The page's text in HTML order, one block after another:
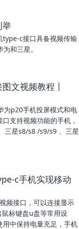
举
type-c接口具备视频传输
和三星。
文视频教程丨
为p20手机投屏模式和电
支持视频功能的手机，
三星s8/s8 /s9/s9 、三星
c手机实现移动
频接口，可以连接显示
标键盘u盘等常用设
中保持电量充足，手机